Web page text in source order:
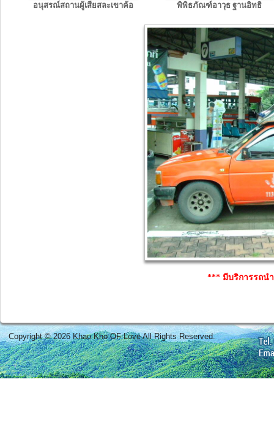
อนุสรณ์สถานผู้เสียสละเขาค้อ พิพิธภัณฑ์อาวุธ ฐานอิทธิ
*** มีบริการรถน
Copyright © 2026 Khao Kho OF Love All Rights Reserved.